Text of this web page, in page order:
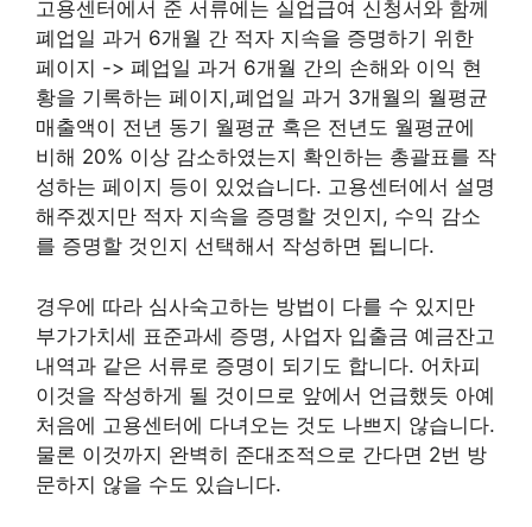
고용센터에서 준 서류에는 실업급여 신청서와 함께
폐업일 과거 6개월 간 적자 지속을 증명하기 위한
페이지 -> 폐업일 과거 6개월 간의 손해와 이익 현
황을 기록하는 페이지,폐업일 과거 3개월의 월평균
매출액이 전년 동기 월평균 혹은 전년도 월평균에
비해 20% 이상 감소하였는지 확인하는 총괄표를 작
성하는 페이지 등이 있었습니다. 고용센터에서 설명
해주겠지만 적자 지속을 증명할 것인지, 수익 감소
를 증명할 것인지 선택해서 작성하면 됩니다.
경우에 따라 심사숙고하는 방법이 다를 수 있지만
부가가치세 표준과세 증명, 사업자 입출금 예금잔고
내역과 같은 서류로 증명이 되기도 합니다. 어차피
이것을 작성하게 될 것이므로 앞에서 언급했듯 아예
처음에 고용센터에 다녀오는 것도 나쁘지 않습니다.
물론 이것까지 완벽히 준대조적으로 간다면 2번 방
문하지 않을 수도 있습니다.